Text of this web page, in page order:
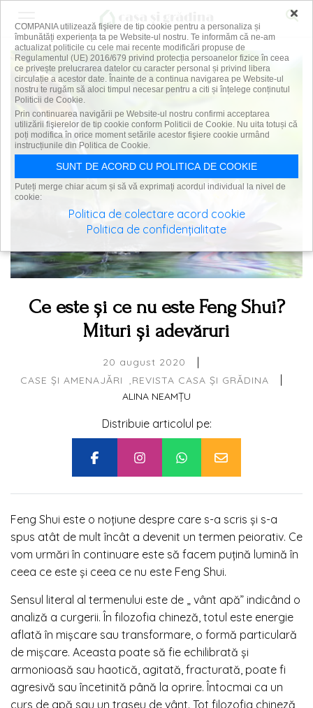
Ce este și ce nu este Feng Shui?
Mituri și adevăruri
20 august 2020 |
CASE ȘI AMENAJĂRI REVISTA CASA ȘI GRĂDINA |
ALINA NEAMȚU
Distribuie articolul pe:
Feng Shui este o noțiune despre care s-a scris și s-a
spus atât de mult încât a devenit un termen peiorativ. Ce
vom urmări în continuare este să facem puțină lumină în
ceea ce este și ceea ce nu este Feng Shui.
Sensul literal al termenului este de „ vânt apă” indicând o
analiză a curgerii. În filozofia chineză, totul este energie
aflată în mișcare sau transformare, o formă particulară
de mișcare. Aceasta poate să fie echilibrată și
armonioasă sau haotică, agitată, fracturată, poate fi
agresivă sau încetinită până la oprire. Întocmai ca un
curs de apă sau un traseu de vânt. Tot filozofia chineză
×
COMPANIA utilizează fişiere de tip cookie pentru a personaliza și
îmbunătăți experiența ta pe Website-ul nostru. Te informăm că ne-am
actualizat politicile cu cele mai recente modificări propuse de
Regulamentul (UE) 2016/679 privind protecția persoanelor fizice în ceea
ce privește prelucrarea datelor cu caracter personal și privind libera
circulație a acestor date. Înainte de a continua navigarea pe Website-ul
nostru te rugăm să aloci timpul necesar pentru a citi și înțelege conținutul
Politicii de Cookie.
Prin continuarea navigării pe Website-ul nostru confirmi acceptarea
utilizării fişierelor de tip cookie conform Politicii de Cookie. Nu uita totuși că
poți modifica în orice moment setările acestor fişiere cookie urmând
instrucțiunile din Politica de Cookie.
SUNT DE ACORD CU POLITICA DE COOKIE
Puteți merge chiar acum și să vă exprimați acordul individual la nivel de
cookie:
Politica de colectare acord cookie
Politica de confidențialitate